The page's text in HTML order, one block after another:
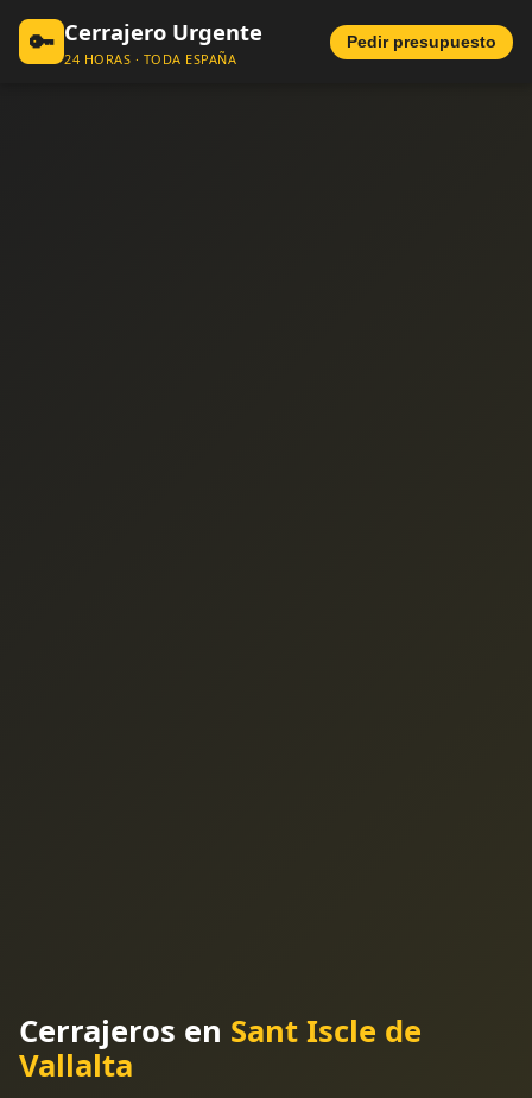
🔑 Cerrajero Urgente
24 HORAS · TODA ESPAÑA
Pedir presupuesto
Cerrajeros en Sant Iscle de
Vallalta